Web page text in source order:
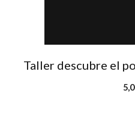
Taller descubre el